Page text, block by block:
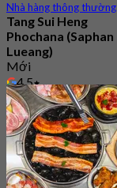
Nhà hàng thông thường
Tang Sui Heng
Phochana (Saphan
Lueang)
Mới
4.5
Từ฿ 345